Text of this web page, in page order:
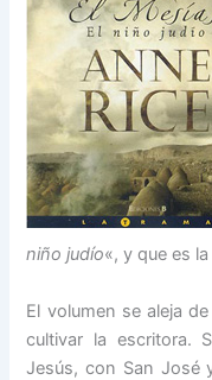
niño judío«, y que es
El volumen se aleja
cultivar la escritora.
Jesús, con San José